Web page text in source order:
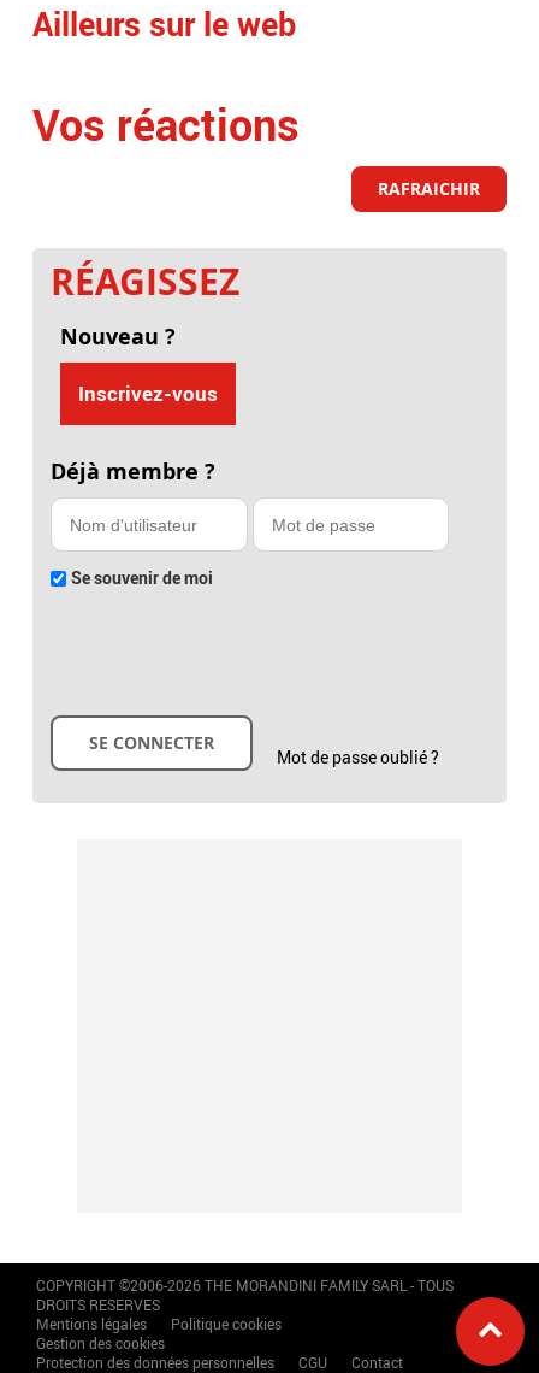
Ailleurs sur le web
Vos réactions
RAFRAICHIR
RÉAGISSEZ
Nouveau ?
Inscrivez-vous
Déjà membre ?
Se souvenir de moi
Mot de passe oublié ?
COPYRIGHT ©2006-2026 THE MORANDINI FAMILY SARL - TOUS
DROITS RESERVES
Mentions légales
Politique cookies
Gestion des cookies
Protection des données personnelles
CGU Contact